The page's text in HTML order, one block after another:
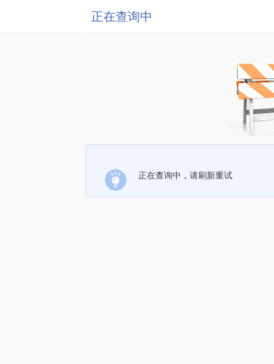
正在查询中
正在查询中，请刷新重试